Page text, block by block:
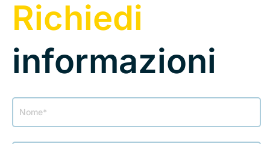
Richiedi
informazioni
Contatti
landing